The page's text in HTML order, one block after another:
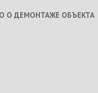
О ДЕМОНТАЖЕ ОБЪЕКТА